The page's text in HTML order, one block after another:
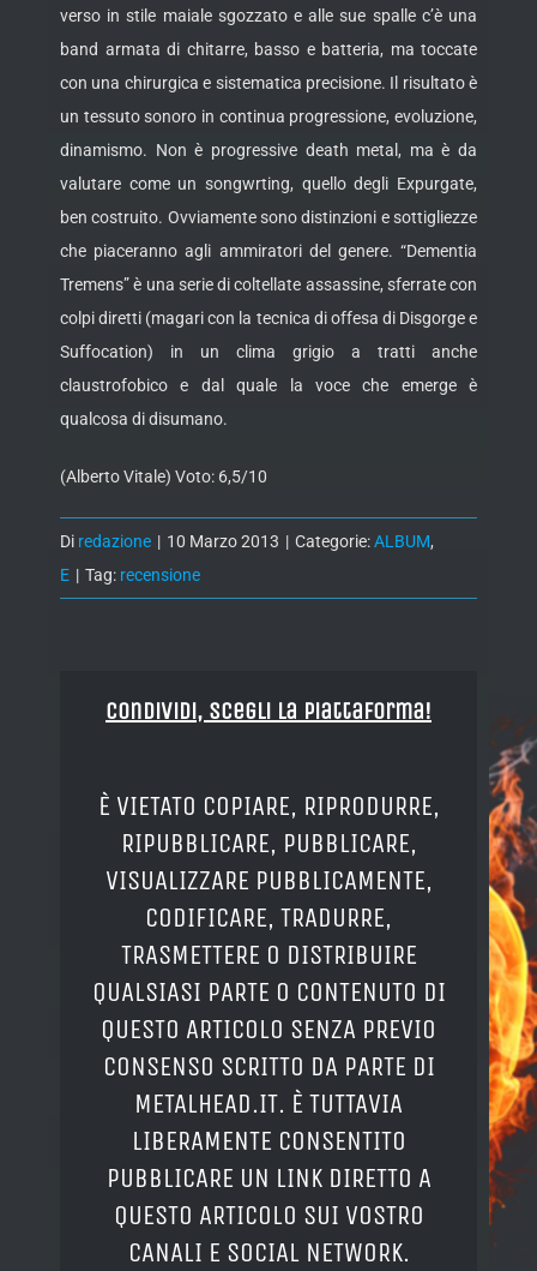
verso in stile maiale sgozzato e alle sue spalle c’è una
band armata di chitarre, basso e batteria, ma toccate
con una chirurgica e sistematica precisione. Il risultato è
un tessuto sonoro in continua progressione, evoluzione,
dinamismo. Non è progressive death metal, ma è da
valutare come un songwrting, quello degli Expurgate,
ben costruito. Ovviamente sono distinzioni e sottigliezze
che piaceranno agli ammiratori del genere. “Dementia
Tremens” è una serie di coltellate assassine, sferrate con
colpi diretti (magari con la tecnica di offesa di Disgorge e
Suffocation) in un clima grigio a tratti anche
claustrofobico e dal quale la voce che emerge è
qualcosa di disumano.
(Alberto Vitale) Voto: 6,5/10
Di redazione | 10 Marzo 2013 | Categorie:ALBUM,
E | Tag: recensione
Condividi, Scegli la piattaforma!
È VIETATO COPIARE, RIPRODURRE,
RIPUBBLICARE, PUBBLICARE,
VISUALIZZARE PUBBLICAMENTE,
CODIFICARE, TRADURRE,
TRASMETTERE O DISTRIBUIRE
QUALSIASI PARTE O CONTENUTO DI
QUESTO ARTICOLO SENZA PREVIO
CONSENSO SCRITTO DA PARTE DI
METALHEAD.IT. È TUTTAVIA
LIBERAMENTE CONSENTITO
PUBBLICARE UN LINK DIRETTO A
QUESTO ARTICOLO SUI VOSTRO
CANALI E SOCIAL NETWORK.